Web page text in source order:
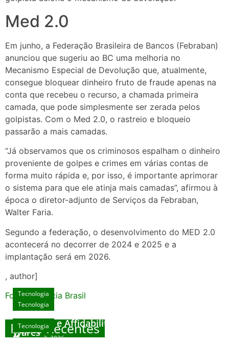
Med 2.0
Em junho, a Federação Brasileira de Bancos (Febraban)
anunciou que sugeriu ao BC uma melhoria no
Mecanismo Especial de Devolução que, atualmente,
consegue bloquear dinheiro fruto de fraude apenas na
conta que recebeu o recurso, a chamada primeira
camada, que pode simplesmente ser zerada pelos
golpistas. Com o Med 2.0, o rastreio e bloqueio
passarão a mais camadas.
“Já observamos que os criminosos espalham o dinheiro
proveniente de golpes e crimes em várias contas de
forma muito rápida e, por isso, é importante aprimorar
o sistema para que ele atinja mais camadas”, afirmou à
época o diretor-adjunto de Serviços da Febraban,
Walter Faria.
Segundo a federação, o desenvolvimento do MED 2.0
acontecerá no decorrer de 2024 e 2025 e a
implantação será em 2026.
, author]
Fonte: Agencia Brasil
Posts Recentes
Tecnologia
Unlock Exclusive Rewards at The Big Dog
House
agosto 3, 2026
Tecnologia
Sicurezza e Affidabilità di Mr Nulls Wicked
Wares
Tecnologia
Tecnologia